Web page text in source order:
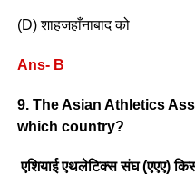
(D) शाहजहाँनाबाद को
Ans- B
9. The Asian Athletics
which country?
एशियाई एथलेटिक्स संघ (एएए)